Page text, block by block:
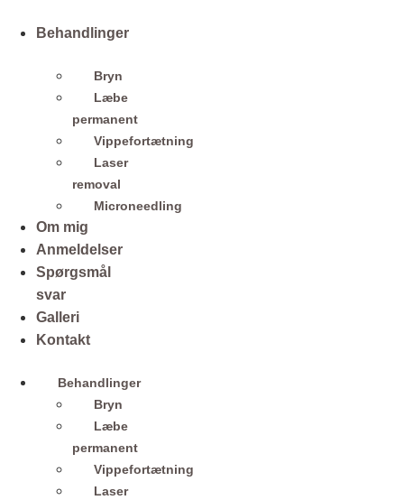
Behandlinger
Bryn
Læbe
permanent
Vippefortætning
Laser
removal
Microneedling
Om mig
Anmeldelser
Spørgsmål
svar
Galleri
Kontakt
Behandlinger
Bryn
Læbe
permanent
Vippefortætning
Laser